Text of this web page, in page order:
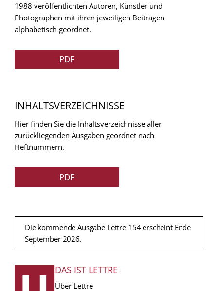
1988 veröffentlichten Autoren, Künstler und
Photographen mit ihren jeweiligen Beitragen
alphabetisch geordnet.
PDF
INHALTSVERZEICHNISSE
Hier finden Sie die Inhaltsverzeichnisse aller
zurückliegenden Ausgaben geordnet nach
Heftnummern.
PDF
Die kommende Ausgabe Lettre 154 erscheint Ende
September 2026.
FUSSZEILE
DAS IST LETTRE
Über Lettre